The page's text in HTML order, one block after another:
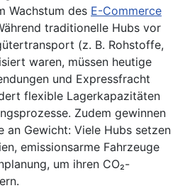
Wachstum des E-Commerce
traditionelle Hubs vor
(z. B. Rohstoffe,
waren, müssen heutige
und Expressfracht
flexible Lagerkapazitäten
Zudem gewinnen
an Gewicht: Viele Hubs setzen
emissionsarme Fahrzeuge
um ihren CO₂-